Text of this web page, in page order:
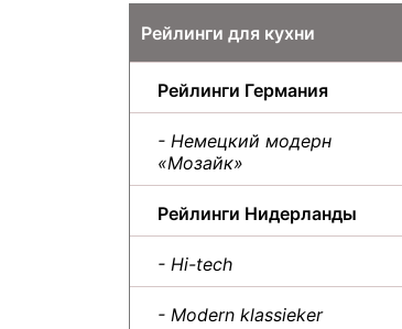
Рейлинги для кухни
Рейлинги Германия
- Немецкий модерн
«Мозайк»
Рейлинги Нидерланды
- Hi-tech
- Modern klassieker